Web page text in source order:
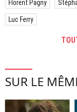
Florent Pagny
Luc Ferry
SUR LE